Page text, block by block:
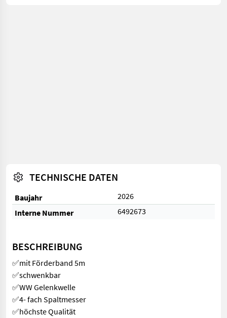
TECHNISCHE DATEN
Baujahr
2026
Interne Nummer
6492673
BESCHREIBUNG
✅mit Förderband 5m
✅schwenkbar
✅WW Gelenkwelle
✅4- fach Spaltmesser
✅höchste Qualität